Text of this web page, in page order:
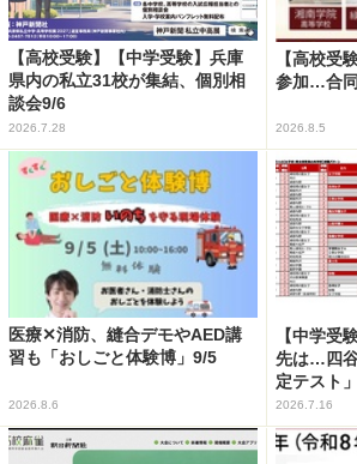
【高校受験】【中学受験】兵庫
県内の私立31校が集結、個別相
談会9/6
2026.7.28
【高校受
参加…合
2026.8.5
医療✕消防、縫合デモやAED講
習も「おしごと体験博」9/5
2026.8.6
【中学受
先は…四
定テスト
2026.7.16